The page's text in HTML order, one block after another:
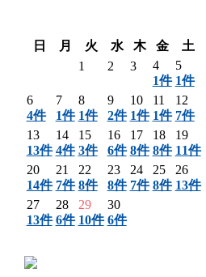
日
月 火 水 木 金
土
1
2 3
4
1件
5
1件
6
4件
7
1件
8
1件
9
2件
10
1件
11
1件
12
7件
13
13件
14
4件
15
3件
16
6件
17
8件
18
8件
19
11件
20
14件
21
7件
22
8件
23
8件
24
7件
25
8件
26
13件
27
13件
28
6件
29
10件
30
6件